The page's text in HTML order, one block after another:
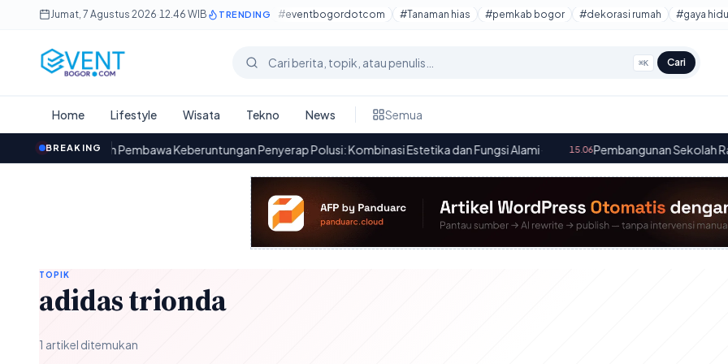
Lewati ke konten utama
Jumat, 7 Agustus 2026·12.46 WIB TRENDING #eventbogordotcom #Tanaman hias #pemkab bogor #dekorasi rumah #gaya
Cari berita ⌘K Cari
Home Lifestyle Wisata Tekno News Semua
BREAKING
Tanaman Pembawa Keberuntungan Penyerap Polusi: Kombinasi Estetika dan Fungsi Alami· 15.06Pembangunan Sekolah Rakyat di
TOPIK
adidas trionda
1 artikel ditemukan